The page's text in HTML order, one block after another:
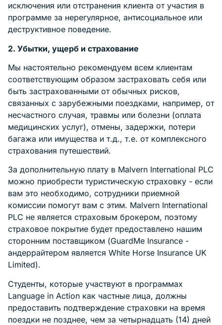
исключения или отстранения клиента от участия в
программе за нерегулярное, антисоциальное или
деструктивное поведение.
2. Убытки, ущерб и страхование
Мы настоятельно рекомендуем всем клиентам
соответствующим образом застраховать себя или
быть застрахованными от обычных рисков,
связанных с зарубежными поездками, например, от
несчастного случая, травмы или болезни (оплата
медицинских услуг), отмены, задержки, потери
багажа или имущества и т.д., т.е. от комплексного
страхования путешествий.
За дополнительную плату в Malvern International PLC
можно приобрести туристическую страховку - если
вам это необходимо, сотрудники приемной
комиссии помогут вам с этим. Malvern International
PLC не является страховым брокером, поэтому
страховое покрытие будет предоставлено нашим
сторонним поставщиком (GuardMe Insurance -
андеррайтером является White Horse Insurance UK
Limited).
Студенты, которые участвуют в программах
Language in Action как частные лица, должны
предоставить подтверждение страховки на время
поездки не позднее, чем за четырнадцать (14) дней